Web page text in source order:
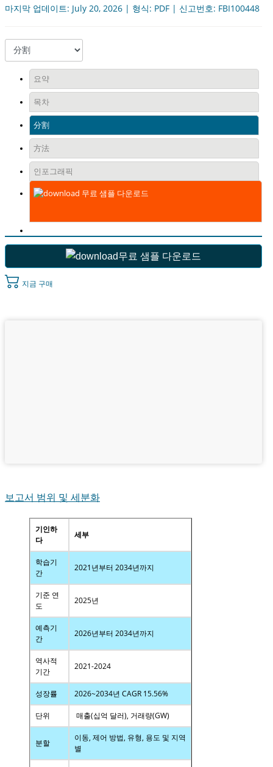
마지막 업데이트: July 20, 2026 | 형식: PDF | 신고번호: FBI100448
요약
목차
分割
方法
인포그래픽
무료 샘플 다운로드
무료 샘플 다운로드
지금 구매
보고서 범위 및 세분화
기인하
다
세부
학습기
간
2021년부터 2034년까지
기준 연
도
2025년
예측기
간
2026년부터 2034년까지
역사적
기간
2021-2024
성장률 2026~2034년 CAGR 15.56%
단위 매출(십억 달러), 거래량(GW)
분할
이동, 제어 방법, 유형, 용도 및 지역
별